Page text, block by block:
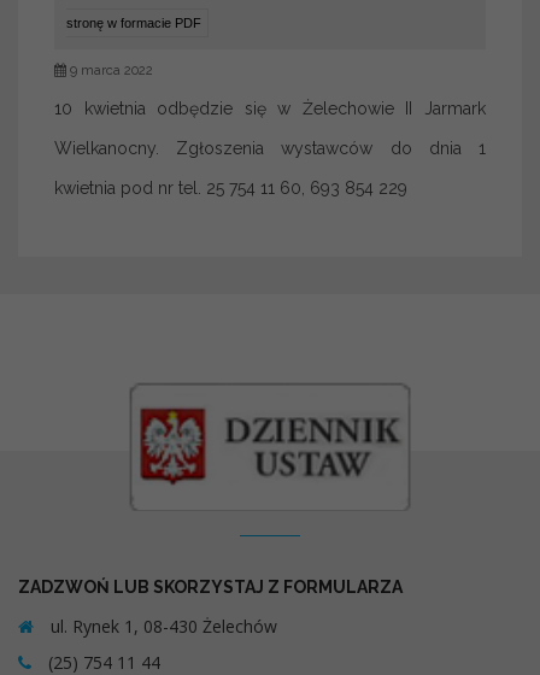
stronę w formacie PDF
9 marca 2022
10 kwietnia odbędzie się w Żelechowie II Jarmark
Wielkanocny. Zgłoszenia wystawców do dnia 1
kwietnia pod nr tel. 25 754 11 60, 693 854 229
ZADZWOŃ LUB SKORZYSTAJ Z FORMULARZA
ul. Rynek 1, 08-430 Żelechów
(25) 754 11 44